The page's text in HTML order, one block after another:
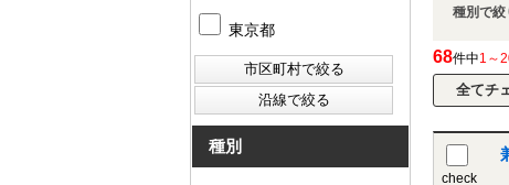
種別で絞
68件中1～
check
東京都
種別